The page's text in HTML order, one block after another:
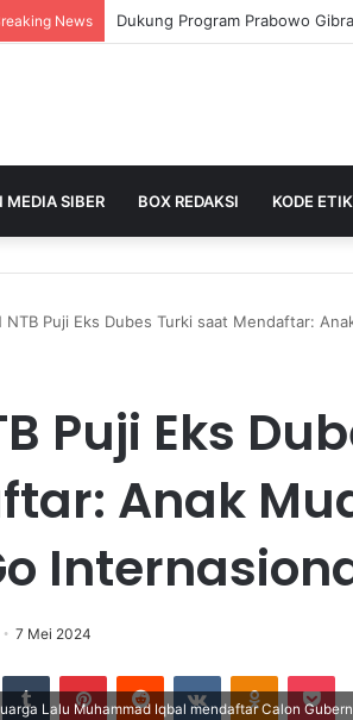
News
MEDIA SIBER BOX REDAKSI KODE
NTB Puji Eks Dubes Turki saat Mendaftar:
Puji Eks
Anak
7 Mei 2024
LinkedIn Tumblr PinterestReddit VKontakte
Lalu Muhammad Iqbal mendaftar Calon